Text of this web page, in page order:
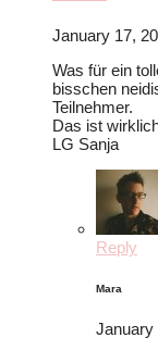
January 17,
Was für ein
bisschen
Teilnehmer.
Das ist
LG Sanja
Reply
Mara
January